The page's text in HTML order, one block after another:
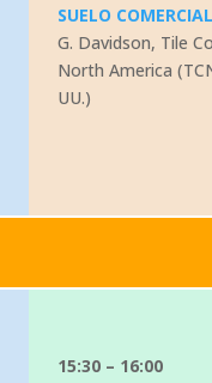
SUELO
G. Davidson, Tile
North America
UU.)
15:30 – 16:00